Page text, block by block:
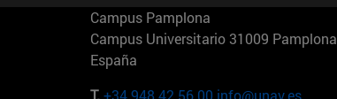
Campus Pamplona
Campus Universitario 31009 Pamplona
España
T. +34 948 42 56 00 info@unav.es